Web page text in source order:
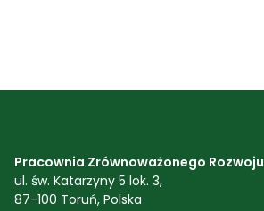
Pracownia Zrównoważonego Rozwoju
ul. św. Katarzyny 5 lok. 3,
87-100 Toruń, Polska